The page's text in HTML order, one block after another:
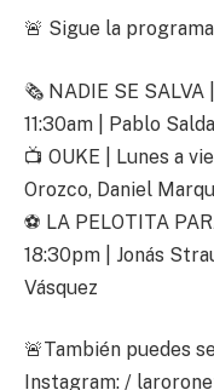
🚨 Sigue la
🗞️ NADIE SE SALVA
11:30am | Pablo
📺 OUKE | Lunes a
Orozco, Daniel
⚽ LA PELOTITA
18:30pm | Jonás
Vásquez
🚨También puedes
Instagram: /